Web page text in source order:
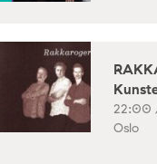
22:00
Oslo